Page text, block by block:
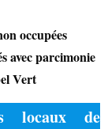
occupées
avec parcimonie
Vert
locaux de